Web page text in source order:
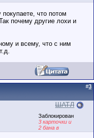
что потом
почему другие лохи и
и всему, что с ним
#3
ШАТЛ
Заблокирован
3 карточки и
2 бана в
послужном